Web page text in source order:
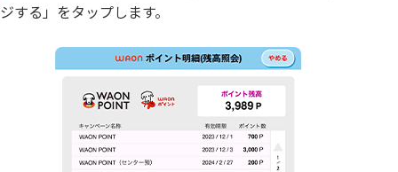
ジする」をタップします。